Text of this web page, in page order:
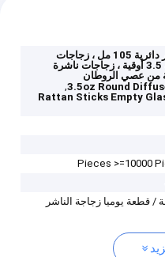
زجاجات ناشر دائرية 105 مل ، زجاجات
ناشرة دائرية 3.5 أوقية ، زجاجات ناشرة
من عصي الروطان
3.5oz Round
,
Rattan Sticks Empty
قطعة / قطعة يوميا زجاجة الناشر